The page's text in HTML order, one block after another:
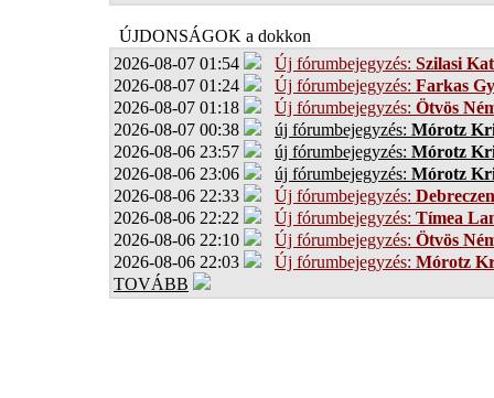
ÚJDONSÁGOK a dokkon
2026-08-07 01:54
Új fórumbejegyzés: Szilasi
2026-08-07 01:24
Új fórumbejegyzés: Farkas
2026-08-07 01:18
Új fórumbejegyzés: Ötvös
2026-08-07 00:38
új fórumbejegyzés: Mórotz
2026-08-06 23:57
új fórumbejegyzés: Mórotz
2026-08-06 23:06
új fórumbejegyzés: Mórotz
2026-08-06 22:33
Új fórumbejegyzés:
2026-08-06 22:22
Új fórumbejegyzés: Tímea
2026-08-06 22:10
Új fórumbejegyzés: Ötvös
2026-08-06 22:03
Új fórumbejegyzés: Mórotz
TOVÁBB